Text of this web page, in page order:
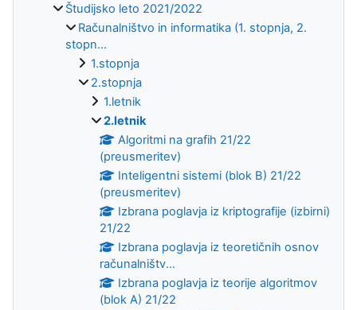
Študijsko leto 2021/2022
Računalništvo in informatika (1. stopnja, 2.
stopn...
1.stopnja
2.stopnja
1.letnik
2.letnik
Algoritmi na grafih 21/22
(preusmeritev)
Inteligentni sistemi (blok B) 21/22
(preusmeritev)
Izbrana poglavja iz kriptografije (izbirni)
21/22
Izbrana poglavja iz teoretičnih osnov
računalništv...
Izbrana poglavja iz teorije algoritmov
(blok A) 21/22